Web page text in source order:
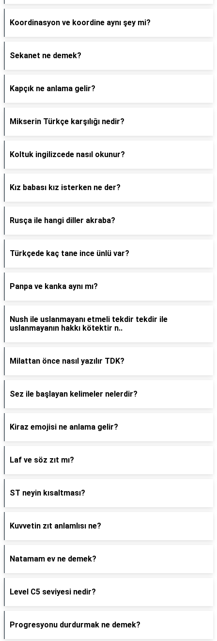
Koordinasyon ve koordine aynı şey mi?
Sekanet ne demek?
Kapçık ne anlama gelir?
Mikserin Türkçe karşılığı nedir?
Koltuk ingilizcede nasıl okunur?
Kız babası kız isterken ne der?
Rusça ile hangi diller akraba?
Türkçede kaç tane ince ünlü var?
Panpa ve kanka aynı mı?
Nush ile uslanmayanı etmeli tekdir tekdir ile
uslanmayanın hakkı kötektir n..
Milattan önce nasıl yazılır TDK?
Sez ile başlayan kelimeler nelerdir?
Kiraz emojisi ne anlama gelir?
Laf ve söz zıt mı?
ST neyin kısaltması?
Kuvvetin zıt anlamlısı ne?
Natamam ev ne demek?
Level C5 seviyesi nedir?
Progresyonu durdurmak ne demek?